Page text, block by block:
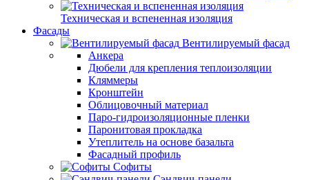
Техническая и вспененная изоляция
Фасады
Вентилируемый фасад
Анкера
Дюбели для крепления теплоизоляции
Кляммеры
Кронштейн
Облицовочный материал
Паро-гидроизоляционные пленки
Паронитовая прокладка
Утеплитель на основе базальта
Фасадный профиль
Софиты